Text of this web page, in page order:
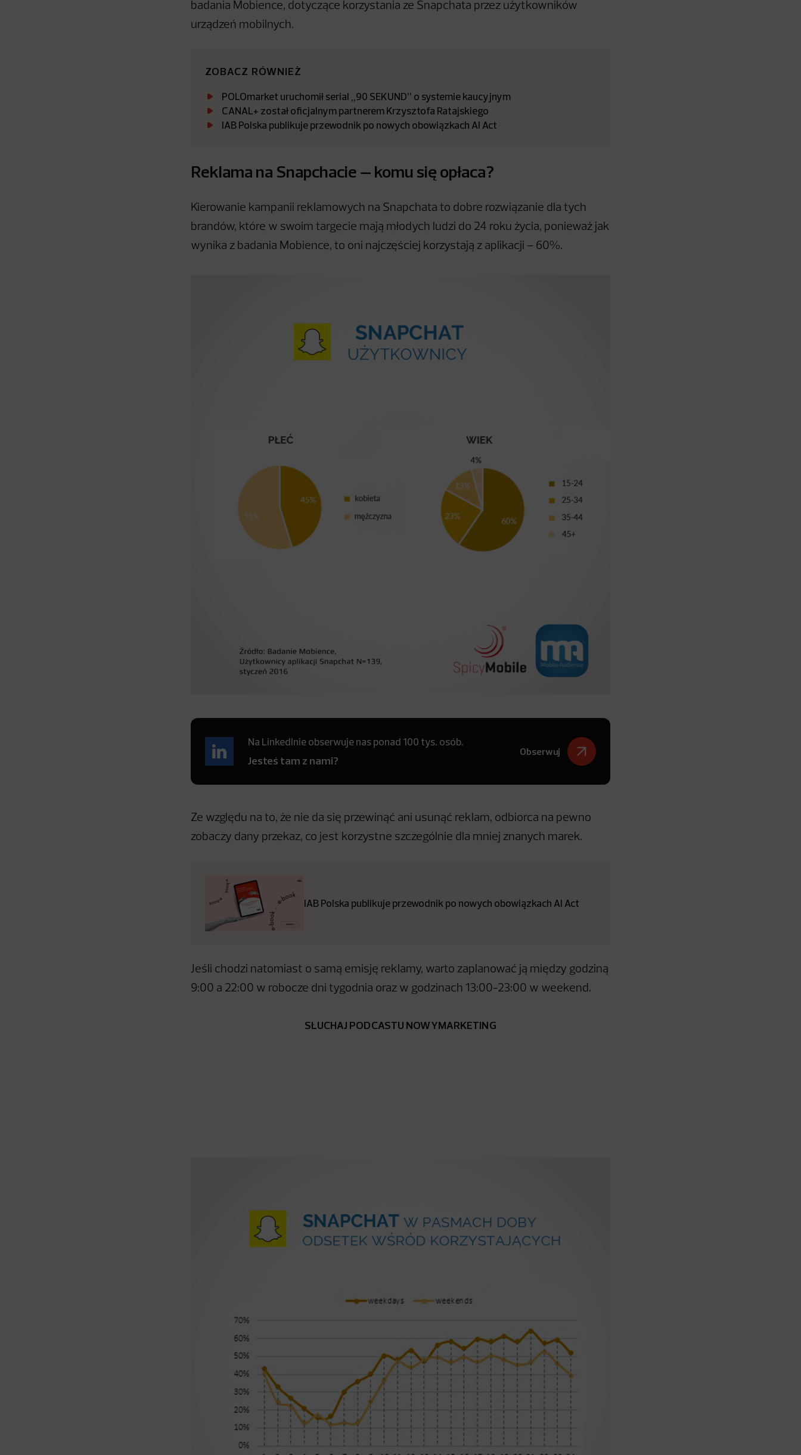
badania Mobience, dotyczące korzystania ze Snapchata przez użytkowników
urządzeń mobilnych.
ZOBACZ RÓWNIEŻ
POLOmarket uruchomił serial „90 SEKUND” o systemie kaucyjnym
CANAL+ został oficjalnym partnerem Krzysztofa Ratajskiego
IAB Polska publikuje przewodnik po nowych obowiązkach AI Act
Reklama na Snapchacie – komu się opłaca?
Kierowanie kampanii reklamowych na Snapchata to dobre rozwiązanie dla tych
brandów, które w swoim targecie mają młodych ludzi do 24 roku życia, ponieważ jak
wynika z badania Mobience, to oni najczęściej korzystają z aplikacji – 60%.
Na LinkedInie obserwuje nas ponad 100 tys. osób.
Jesteś tam z nami?
Obserwuj
Ze względu na to, że nie da się przewinąć ani usunąć reklam, odbiorca na pewno
zobaczy dany przekaz, co jest korzystne szczególnie dla mniej znanych marek.
IAB Polska publikuje przewodnik po nowych obowiązkach AI Act
Jeśli chodzi natomiast o samą emisję reklamy, warto zaplanować ją między godziną
9:00 a 22:00 w robocze dni tygodnia oraz w godzinach 13:00-23:00 w weekend.
SŁUCHAJ PODCASTU NOWYMARKETING